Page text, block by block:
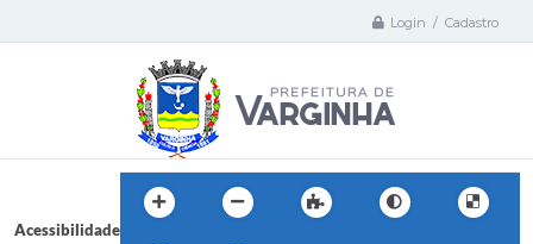
Login / Cadastro
Acessibilidade